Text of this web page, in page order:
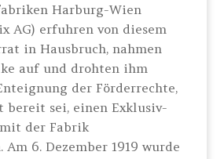
Harburg-Wien
AG) erfuhren von diesem
in Hausbruch, nahmen
auf und drohten ihm
der Förderrechte,
bereit sei, einen Exklusiv-
der Fabrik
Am 6. Dezember 1919 wurde